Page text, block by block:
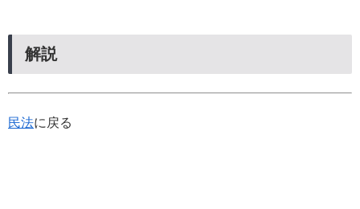
解説
民法に戻る